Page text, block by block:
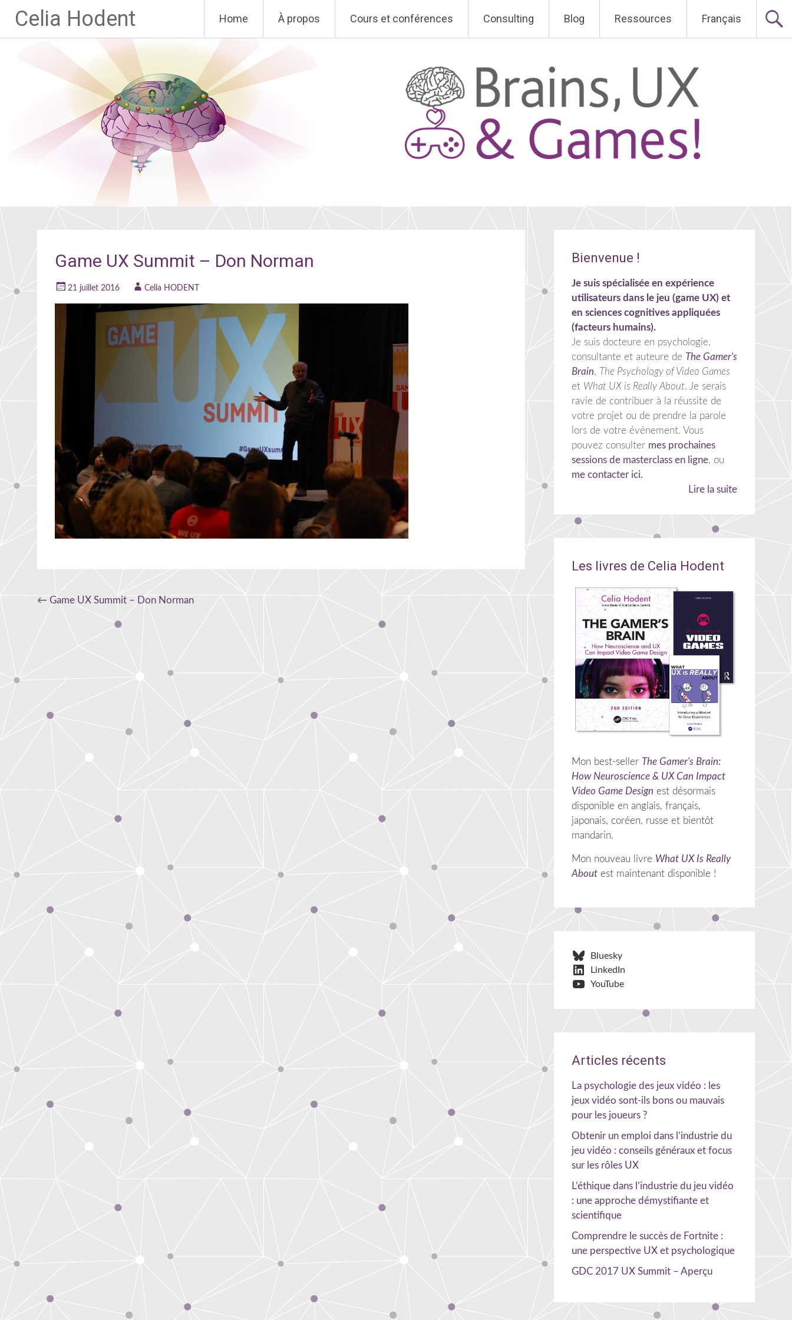
Celia Hodent
au
contenu
Home À propos Cours et conférences Consulting Blog Ressources Français
Game UX Summit – Don Norman
21 juillet 2016 Celia HODENT
Navigation
de
l'article
← Game UX Summit – Don Norman
Bienvenue !
Je suis spécialisée en expérience
utilisateurs dans le jeu (game UX) et
en sciences cognitives appliquées
(facteurs humains).
Je suis docteure en psychologie,
consultante et auteure de The Gamer's
Brain, The Psychology of Video Games
et What UX is Really About. Je serais
ravie de contribuer à la réussite de
votre projet ou de prendre la parole
lors de votre événement. Vous
pouvez consulter mes prochaines
sessions de masterclass en ligne, ou
me contacter ici.
Lire la suite
Les livres de Celia Hodent
Mon best-seller The Gamer's Brain:
How Neuroscience & UX Can Impact
Video Game Design est désormais
disponible en anglais, français,
japonais, coréen, russe et bientôt
mandarin.
Mon nouveau livre What UX Is Really
Aboutest maintenant disponible !
Bluesky
LinkedIn
YouTube
Articles récents
La psychologie des jeux vidéo : les
jeux vidéo sont-ils bons ou mauvais
pour les joueurs ?
Obtenir un emploi dans l’industrie du
jeu vidéo : conseils généraux et focus
sur les rôles UX
L’éthique dans l’industrie du jeu vidéo
: une approche démystifiante et
scientifique
Comprendre le succès de Fortnite :
une perspective UX et psychologique
GDC 2017 UX Summit – Aperçu